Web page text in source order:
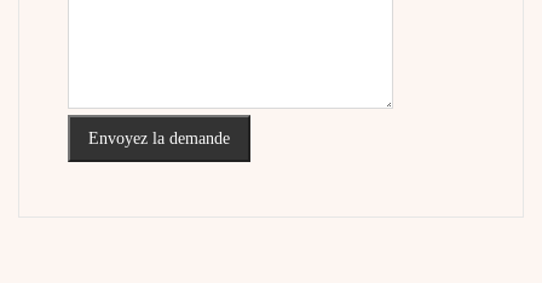
Envoyez la demande